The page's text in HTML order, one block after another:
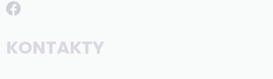
KONTAKTY